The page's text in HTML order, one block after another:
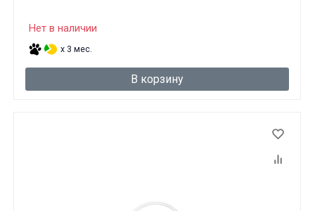
Нет в наличии
x 3 мес.
В корзину